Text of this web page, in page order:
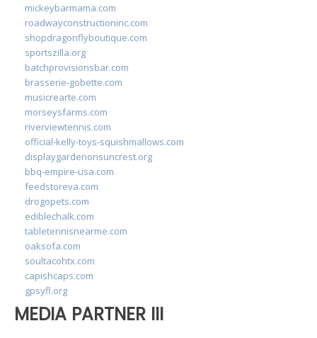
mickeybarmama.com
roadwayconstructioninc.com
shopdragonflyboutique.com
sportszilla.org
batchprovisionsbar.com
brasserie-gobette.com
musicrearte.com
morseysfarms.com
riverviewtennis.com
official-kelly-toys-squishmallows.com
displaygardenonsuncrest.org
bbq-empire-usa.com
feedstoreva.com
drogopets.com
ediblechalk.com
tabletennisnearme.com
oaksofa.com
soultacohtx.com
capishcaps.com
gpsyfl.org
MEDIA PARTNER III